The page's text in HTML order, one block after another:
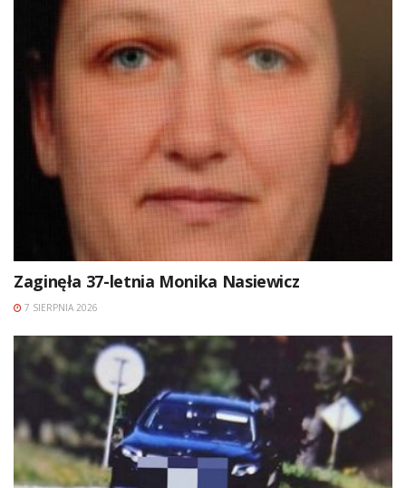
Zaginęła 37-letnia Monika Nasiewicz
7 SIERPNIA 2026